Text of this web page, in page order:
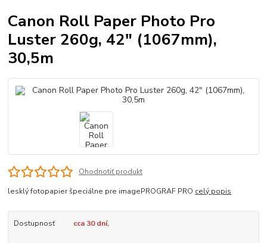
Canon Roll Paper Photo Pro
Luster 260g, 42" (1067mm),
30,5m
Ohodnotiť produkt
lesklý fotopapier špeciálne pre imagePROGRAF PRO celý popis
Dostupnosť cca 30 dní,